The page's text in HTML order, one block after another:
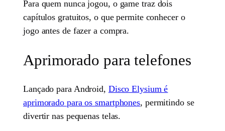
Para quem nunca jogou, o game traz dois
capítulos gratuitos, o que permite conhecer o
jogo antes de fazer a compra.
Aprimorado para telefones
Lançado para Android, Disco Elysium é
aprimorado para os smartphones, permitindo se
divertir nas pequenas telas.